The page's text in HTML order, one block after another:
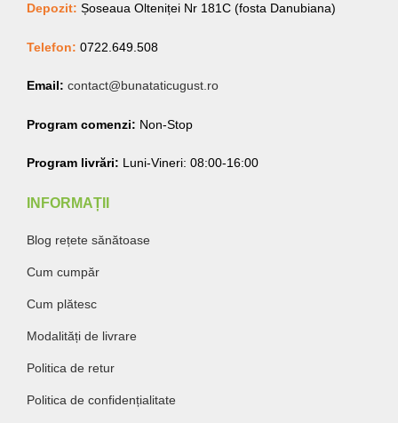
Depozit: Șoseaua Olteniței Nr 181C (fosta Danubiana)
Telefon: 0722.649.508
Email: contact@bunataticugust.ro
Program comenzi: Non-Stop
Program livrări: Luni-Vineri: 08:00-16:00
INFORMAȚII
Blog rețete sănătoase
Cum cumpăr
Cum plătesc
Modalități de livrare
Politica de retur
Politica de confidențialitate